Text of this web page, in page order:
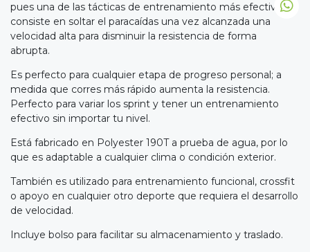
pues una de las tácticas de entrenamiento más efectivas
consiste en soltar el paracaídas una vez alcanzada una
velocidad alta para disminuir la resistencia de forma
abrupta.
Es perfecto para cualquier etapa de progreso personal; a
medida que corres más rápido aumenta la resistencia.
Perfecto para variar los sprint y tener un entrenamiento
efectivo sin importar tu nivel.
Está fabricado en Polyester 190T a prueba de agua, por lo
que es adaptable a cualquier clima o condición exterior.
También es utilizado para entrenamiento funcional, crossfit
o apoyo en cualquier otro deporte que requiera el desarrollo
de velocidad.
Incluye bolso para facilitar su almacenamiento y traslado.